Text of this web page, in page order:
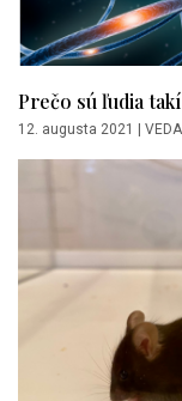
Prečo sú ľudia
12. augusta 2021